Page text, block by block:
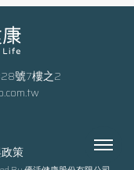
號7樓之2
策 Menu